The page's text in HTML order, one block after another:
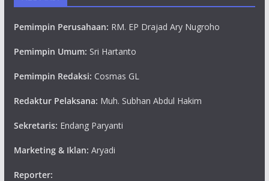
Pemimpin Perusahaan: RM. EP Drajad Ary Nugroho
Pemimpin Umum: Sri Hartanto
Pemimpin Redaksi: Cosmas GL
Redaktur Pelaksana: Muh. Subhan Abdul Hakim
Sekretaris: Endang Paryanti
Marketing & Iklan: Aryadi
Reporter: